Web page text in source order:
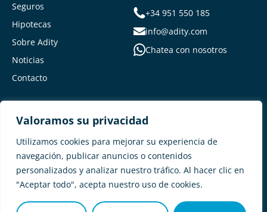
Valoramos su privacidad
Utilizamos cookies para mejorar su experiencia de
navegación, publicar anuncios o contenidos
personalizados y analizar nuestro tráfico. Al hacer clic en
"Aceptar todo", acepta nuestro uso de cookies.
Seguros
Hipotecas
Sobre Adity
Noticias
Contacto
+34 951 550 185
info@adity.com
Chatea con nosotros
Adity Seguros – Mapa del Sitio –